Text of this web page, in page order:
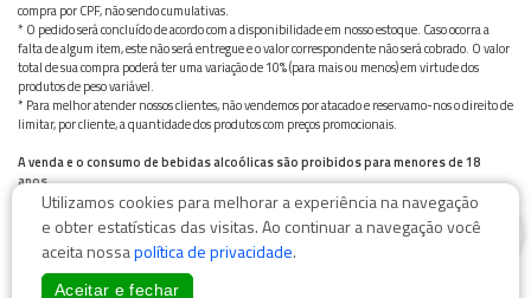
compra por CPF, não sendo cumulativas.
* O pedido será concluído de acordo com a disponibilidade em nosso estoque. Caso ocorra a
falta de algum item, este não será entregue e o valor correspondente não será cobrado. O valor
total de sua compra poderá ter uma variação de 10% (para mais ou menos) em virtude dos
produtos de peso variável.
* Para melhor atender nossos clientes, não vendemos por atacado e reservamo-nos o direito de
limitar, por cliente, a quantidade dos produtos com preços promocionais.
A venda e o consumo de bebidas alcoólicas são proibidos para menores de 18
anos.
Bebida alcoólica pode causar dependência química e, em excesso, provoca graves males à saúde.
Beba com moderação
Utilizamos cookies para melhorar a experiência na navegação
e obter estatísticas das visitas. Ao continuar a navegação você
aceita nossapolítica de privacidade.
Aceitar e fechar